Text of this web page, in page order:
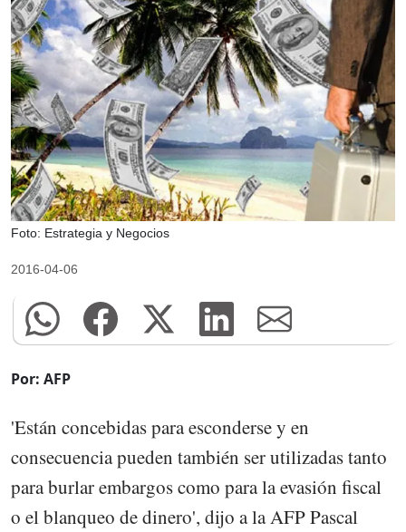
Foto: Estrategia y Negocios
2016-04-06
Por: AFP
'Están concebidas para esconderse y en
consecuencia pueden también ser utilizadas tanto
para burlar embargos como para la evasión fiscal
o el blanqueo de dinero', dijo a la AFP Pascal